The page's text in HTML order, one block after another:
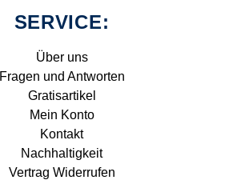
SERVICE:
Über uns
Fragen und Antworten
Gratisartikel
Mein Konto
Kontakt
Nachhaltigkeit
Vertrag Widerrufen